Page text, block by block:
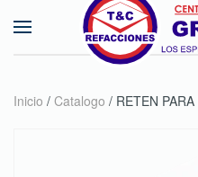
Skip to main content
Inicio / Catalogo / RETEN